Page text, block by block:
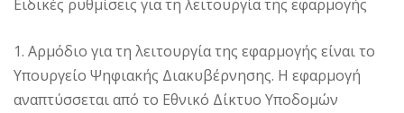
Ειδικές ρυθμίσεις για τη λειτουργία της εφαρμογής
1. Αρμόδιο για τη λειτουργία της εφαρμογής είναι το
Υπουργείο Ψηφιακής Διακυβέρνησης. Η εφαρμογή
αναπτύσσεται από το Εθνικό Δίκτυο Υποδομών